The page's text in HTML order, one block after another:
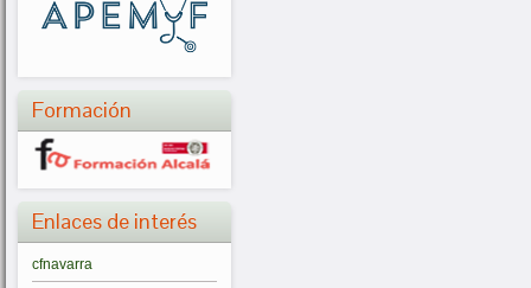
Formación
Enlaces de interés
cfnavarra